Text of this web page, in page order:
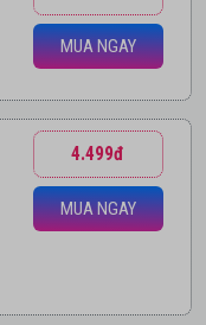
MUA NGAY
4.499đ
MUA NGAY